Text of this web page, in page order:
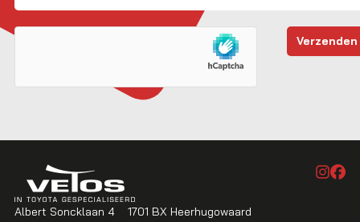
Albert Soncklaan 4
1701 BX Heerhugowaard